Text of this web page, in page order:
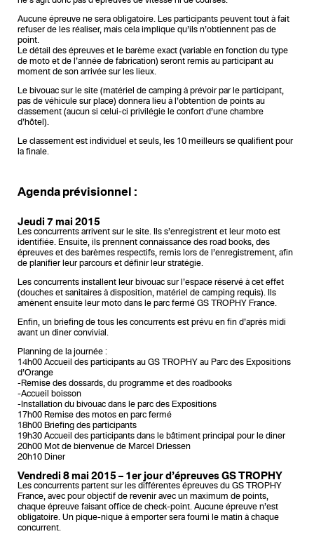
Aucune épreuve ne sera obligatoire. Les participants peuvent tout à fait
refuser de les réaliser, mais cela implique qu’ils n’obtiennent pas de
point.
Le détail des épreuves et le barème exact (variable en fonction du type
de moto et de l’année de fabrication) seront remis au participant au
moment de son arrivée sur les lieux.
Le bivouac sur le site (matériel de camping à prévoir par le participant,
pas de véhicule sur place) donnera lieu à l’obtention de points au
classement (aucun si celui-ci privilégie le confort d’une chambre
d’hôtel).
Le classement est individuel et seuls, les 10 meilleurs se qualifient pour
la finale.
Agenda prévisionnel :
Jeudi 7 mai 2015
Les concurrents arrivent sur le site. Ils s’enregistrent et leur moto est
identifiée. Ensuite, ils prennent connaissance des road books, des
épreuves et des barèmes respectifs, remis lors de l’enregistrement, afin
de planifier leur parcours et définir leur stratégie.
Les concurrents installent leur bivouac sur l’espace réservé à cet effet
(douches et sanitaires à disposition, matériel de camping requis). Ils
amènent ensuite leur moto dans le parc fermé GS TROPHY France.
Enfin, un briefing de tous les concurrents est prévu en fin d’après midi
avant un diner convivial.
Planning de la journée :
14h00 Accueil des participants au GS TROPHY au Parc des Expositions
d’Orange
-Remise des dossards, du programme et des roadbooks
-Accueil boisson
-Installation du bivouac dans le parc des Expositions
17h00 Remise des motos en parc fermé
18h00 Briefing des participants
19h30 Accueil des participants dans le bâtiment principal pour le diner
20h00 Mot de bienvenue de Marcel Driessen
20h10 Diner
Vendredi 8 mai 2015 – 1er jour d’épreuves GS TROPHY
Les concurrents partent sur les différentes épreuves du GS TROPHY
France, avec pour objectif de revenir avec un maximum de points,
chaque épreuve faisant office de check-point. Aucune épreuve n’est
obligatoire. Un pique-nique à emporter sera fourni le matin à chaque
concurrent.